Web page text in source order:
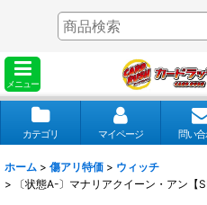
メニュー
カテゴリ マイページ 問い
ホーム > 傷アリ特価 > ウィッチ
>
〔状態A-〕マナリアクイーン・アン【